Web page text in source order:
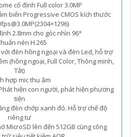
cố định Full color 3.0MP
biến Progressive CMOS kích thước
2.8mm cho góc nhìn 96°
nén H.265
đèn hồng ngoại và đèn Led, hỗ trợ
(hồng ngoại, Full Color, Thông minh,
Tắt)
hợp mic thu âm
hiện con người, phát hiện phương
tiện
đèn chớp xanh đỏ. Hỗ trợ chế độ
riêng tư
MicroSD lên đến 512GB cùng công